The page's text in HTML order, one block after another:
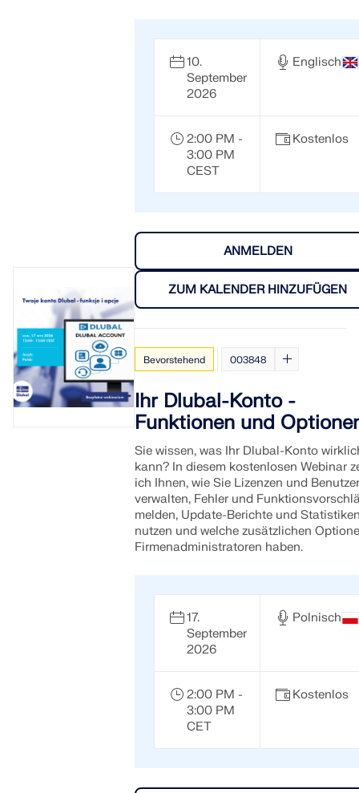
10.
September
2026
Englisch
2:00 PM -
3:00 PM
CEST
Kostenlos
ANMELDEN
ZUM KALENDER HINZUFÜGEN
Bevorstehend 003848
Ihr Dlubal-Konto -
Funktionen und
Sie wissen, was Ihr Dlubal-Konto
kann? In diesem kostenlosen Webinar
ich Ihnen, wie Sie Lizenzen und Benutzer
verwalten, Fehler und
melden, Update-Berichte und
nutzen und welche zusätzlichen
Firmenadministratoren haben.
17.
September
2026
Polnisch
2:00 PM -
3:00 PM
CET
Kostenlos